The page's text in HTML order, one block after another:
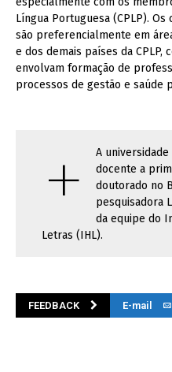
Língua Portuguesa (CPLP).
são preferencialmente em
e dos demais países da CPLP,
envolvam formação de
processos de gestão e saúde
+
A
docente a
doutorado no
pesquisadora
da equipe do
Letras (IHL).
FEEDBACK E-mail